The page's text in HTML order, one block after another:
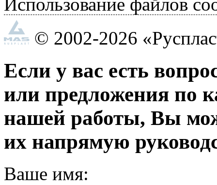
© 2002-2026
Если у вас есть
или предложения по
нашей работы, Вы
их напрямую
Ваше имя: